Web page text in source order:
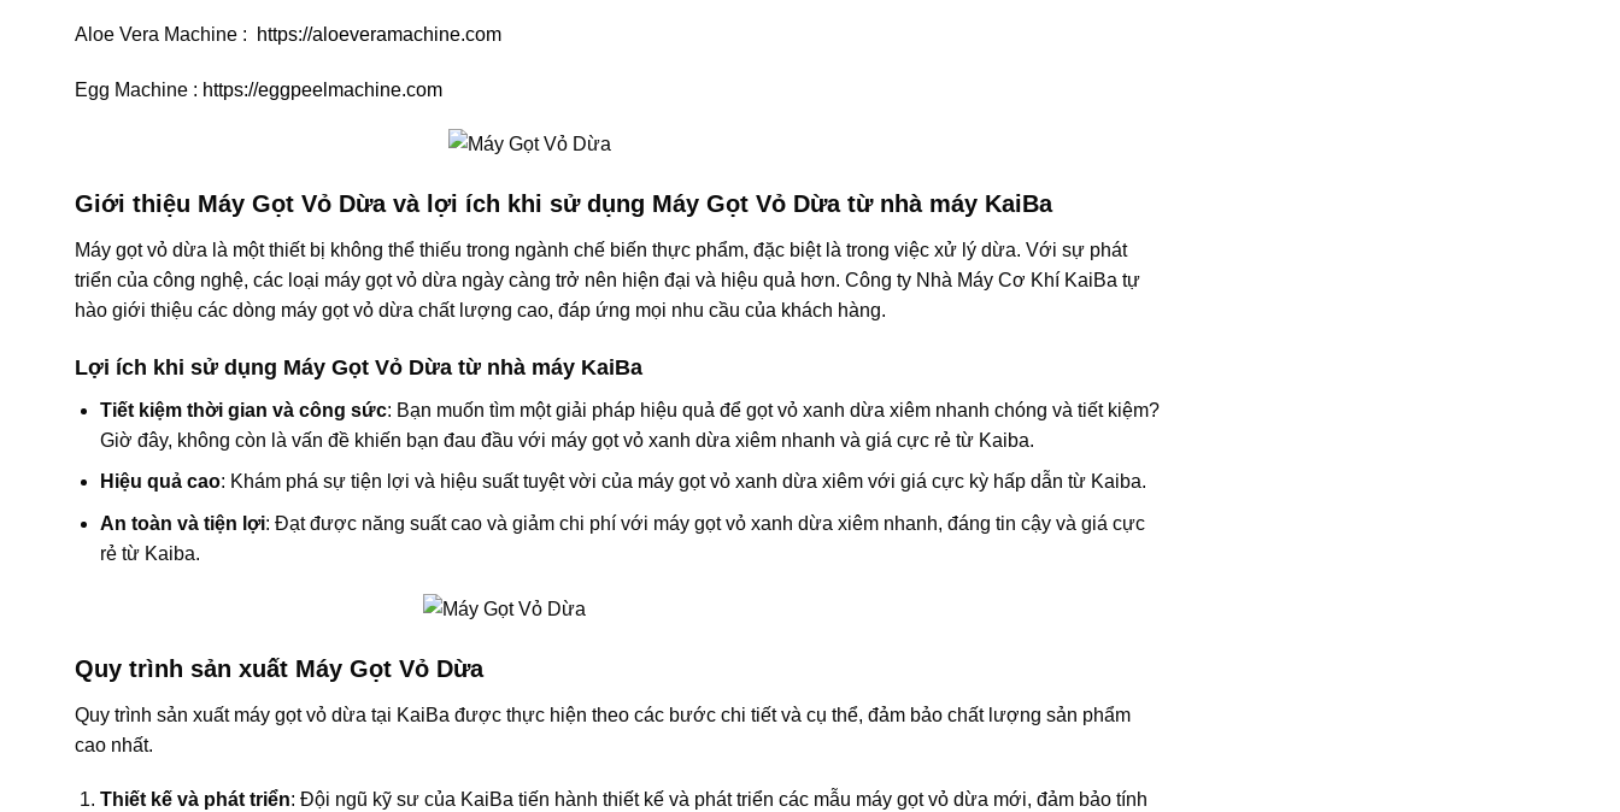
Aloe Vera Machine : https://aloeveramachine.com
Egg Machine : https://eggpeelmachine.com
Giới thiệu Máy Gọt Vỏ Dừa và lợi ích khi sử dụng Máy Gọt Vỏ Dừa từ nhà máy KaiBa
Máy gọt vỏ dừa là một thiết bị không thể thiếu trong ngành chế biến thực phẩm, đặc biệt là trong việc xử lý dừa. Với sự phát
triển của công nghệ, các loại máy gọt vỏ dừa ngày càng trở nên hiện đại và hiệu quả hơn. Công ty Nhà Máy Cơ Khí KaiBa tự
hào giới thiệu các dòng máy gọt vỏ dừa chất lượng cao, đáp ứng mọi nhu cầu của khách hàng.
Lợi ích khi sử dụng Máy Gọt Vỏ Dừa từ nhà máy KaiBa
Tiết kiệm thời gian và công sức: Bạn muốn tìm một giải pháp hiệu quả để gọt vỏ xanh dừa xiêm nhanh chóng và tiết kiệm?
Giờ đây, không còn là vấn đề khiến bạn đau đầu với máy gọt vỏ xanh dừa xiêm nhanh và giá cực rẻ từ Kaiba.
Hiệu quả cao: Khám phá sự tiện lợi và hiệu suất tuyệt vời của máy gọt vỏ xanh dừa xiêm với giá cực kỳ hấp dẫn từ Kaiba.
An toàn và tiện lợi: Đạt được năng suất cao và giảm chi phí với máy gọt vỏ xanh dừa xiêm nhanh, đáng tin cậy và giá cực
rẻ từ Kaiba.
Quy trình sản xuất Máy Gọt Vỏ Dừa
Quy trình sản xuất máy gọt vỏ dừa tại KaiBa được thực hiện theo các bước chi tiết và cụ thể, đảm bảo chất lượng sản phẩm
cao nhất.
Thiết kế và phát triển: Đội ngũ kỹ sư của KaiBa tiến hành thiết kế và phát triển các mẫu máy gọt vỏ dừa mới, đảm bảo tính